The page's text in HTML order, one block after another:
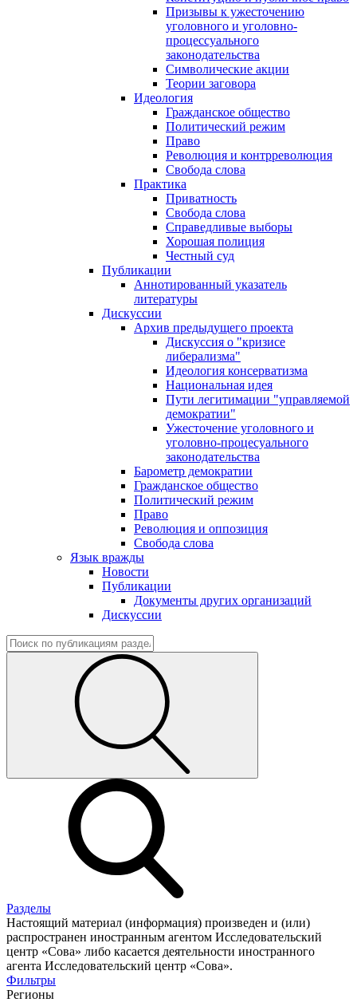
Призывы к ужесточению
уголовного и уголовно-
процессуального
законодательства
Символические акции
Теории заговора
Идеология
Гражданское общество
Политический режим
Право
Революция и контрреволюция
Свобода слова
Практика
Приватность
Свобода слова
Справедливые выборы
Хорошая полиция
Честный суд
Публикации
Аннотированный указатель
литературы
Дискуссии
Архив предыдущего проекта
Дискуссия о "кризисе
либерализма"
Идеология консерватизма
Национальная идея
Пути легитимации "управляемой
демократии"
Ужесточение уголовного и
уголовно-процесуального
законодательства
Барометр демократии
Гражданское общество
Политический режим
Право
Революция и оппозиция
Свобода слова
Язык вражды
Новости
Публикации
Документы других организаций
Дискуссии
Разделы
Настоящий материал (информация) произведен и (или)
распространен иностранным агентом Исследовательский
центр «Сова» либо касается деятельности иностранного
агента Исследовательский центр «Сова».
Фильтры
Регионы